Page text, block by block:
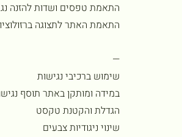
התאמת טפסים ושדות להזנה
התאמת האתר לתצוגה
—
שימוש ברכיבי נגישות
במידה ומותקן באתר תוסף
הגדלת והקטנת טקסט
שינוי ניגודיות צבעים